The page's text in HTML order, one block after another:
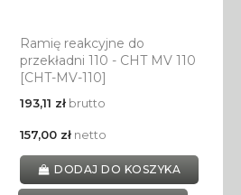
Ramię reakcyjne do
przekładni 110 - CHT MV 110
[CHT-MV-110]
193,11 złbrutto
157,00 złnetto
DODAJ DO KOSZYKA